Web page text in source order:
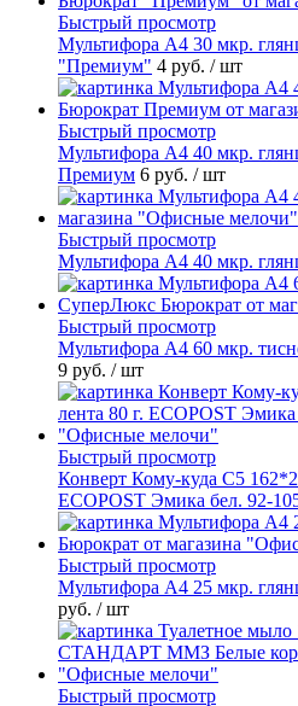
Быстрый просмотр
Мультифора А4 30 мкр.
"Премиум" 4 руб. / шт
Быстрый просмотр
Мультифора А4 40 мкр.
Премиум 6 руб. / шт
Быстрый просмотр
Мультифора А4 40 мкр.
Быстрый просмотр
Мультифора А4 60 мкр.
9 руб. / шт
Быстрый просмотр
Конверт Кому-куда С5
ECOPOST Эмика бел. 92-
Быстрый просмотр
Мультифора А4 25 мкр.
руб. / шт
Быстрый просмотр